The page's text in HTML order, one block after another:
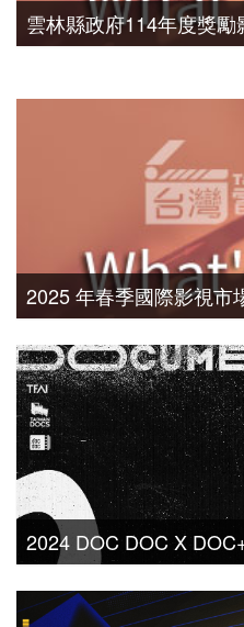
雲林縣政府114年度獎
起至114年3月15日開放
2025 年春季國際影視市
2024 DOC DOC X
中！